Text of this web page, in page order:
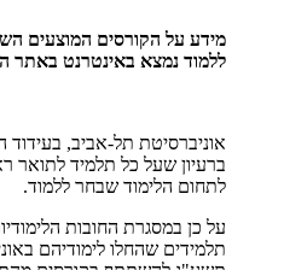
מידע על הקורסים המוצעים
ללמוד נמצא באינטרנט באתר
אוניברסיטת תל-אביב,
ברעיון שעל כל תלמיד לתואר
לתחום הלימוד שבחר ללמוד.
על כן במסגרת החובות
תלמידים שהחלו לימודיהם